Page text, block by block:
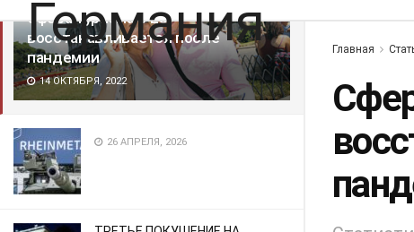
Сфера туризма в ЕС
восстанавливается после
пандемии
14 ОКТЯБРЯ, 2022
26 АПРЕЛЯ, 2026
Главная